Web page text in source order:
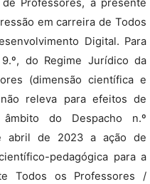
Professores, a presente
em carreira de Todos
Digital. Para
do Regime Jurídico da
(dimensão científica e
releva para efeitos de
do Despacho n.º
abril de 2023 a ação de
pedagógica para a
Todos os Professores /